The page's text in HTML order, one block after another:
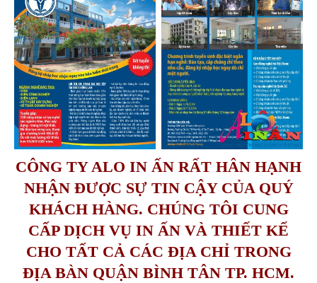
CÔNG TY ALO IN ẤN RẤT HÂN HẠNH
NHẬN ĐƯỢC SỰ TIN CẬY CỦA QUÝ
KHÁCH HÀNG. CHÚNG TÔI CUNG
CẤP DỊCH VỤ IN ẤN VÀ THIẾT KẾ
CHO TẤT CẢ CÁC ĐỊA CHỈ TRONG
ĐỊA BÀN QUẬN BÌNH TÂN TP. HCM.